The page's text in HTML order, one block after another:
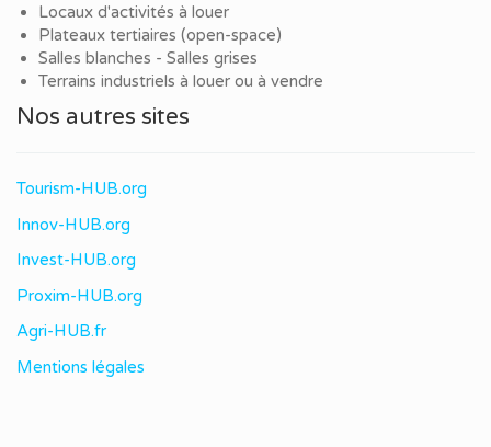
Locaux d'activités à louer
Plateaux tertiaires (open-space)
Salles blanches - Salles grises
Terrains industriels à louer ou à vendre
Nos autres sites
Tourism-HUB.org
Innov-HUB.org
Invest-HUB.org
Proxim-HUB.org
Agri-HUB.fr
Mentions légales